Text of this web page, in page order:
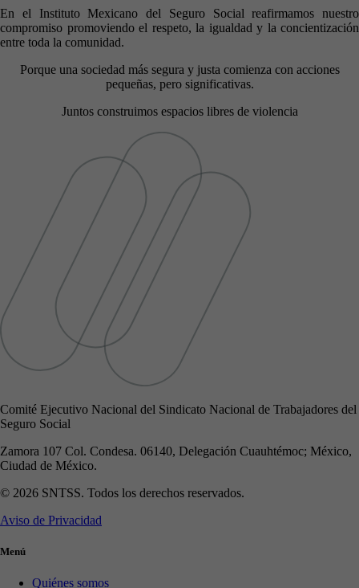
En el Instituto Mexicano del Seguro Social reafirmamos nuestro
compromiso promoviendo el respeto, la igualdad y la concientización
entre toda la comunidad.
Porque una sociedad más segura y justa comienza con acciones
pequeñas, pero significativas.
Juntos construimos espacios libres de violencia
Comité Ejecutivo Nacional del Sindicato Nacional de Trabajadores del
Seguro Social
Zamora 107 Col. Condesa. 06140, Delegación Cuauhtémoc; México,
Ciudad de México.
© 2026 SNTSS. Todos los derechos reservados.
Aviso de Privacidad
Menú
Quiénes somos